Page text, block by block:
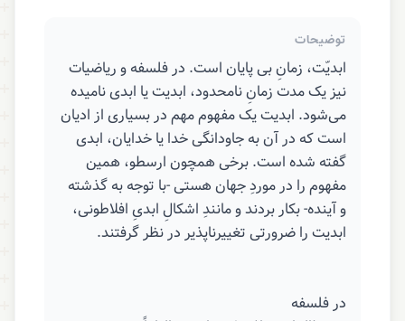
توضیحات
ابدیّت، زمانِ بی پایان است. در فلسفه و ریاضیات
نیز یک مدت زمانِ نامحدود، ابدیت یا ابدی نامیده
می‌شود. ابدیت یک مفهوم مهم در بسیاری از ادیان
است که در آن به جاودانگی خدا یا خدایان، ابدی
گفته شده است. برخی همچون ارسطو، همین
مفهوم را در موردِ جهان هستی -با توجه به گذشته
و آینده- بکار بردند و مانندِ اشکالِ ابدیِ افلاطونی،
ابدیت را ضرورتی تغییرناپذیر در نظر گرفتند.
در فلسفه